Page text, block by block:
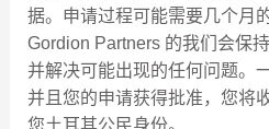
据。申请过程可能需要几个月
Gordion Partners 的我们会保
并解决可能出现的任何问题。
并且您的申请获得批准，您将